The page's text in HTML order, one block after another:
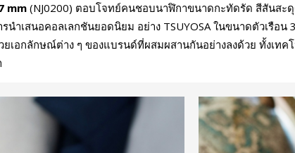
mm (NJ0200) ตอบโจทย์คนชอบนาฬิกาขนาดกะทัดรัด สีสันสะ
นำเสนอคอลเลกชันยอดนิยม อย่าง TSUYOSA ในขนาดตัวเรือ
ยเอกลักษณ์ต่าง ๆ ของแบรนด์ที่ผสมผสานกันอย่างลงด้วย ทั้งเท